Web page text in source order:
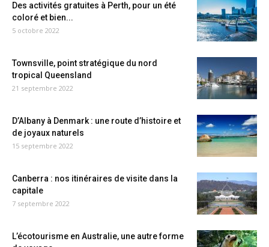
Des activités gratuites à Perth, pour un été
coloré et bien...
5 octobre 2022
Townsville, point stratégique du nord
tropical Queensland
21 septembre 2022
D’Albany à Denmark : une route d’histoire et
de joyaux naturels
15 septembre 2022
Canberra : nos itinéraires de visite dans la
capitale
7 septembre 2022
L’écotourisme en Australie, une autre forme